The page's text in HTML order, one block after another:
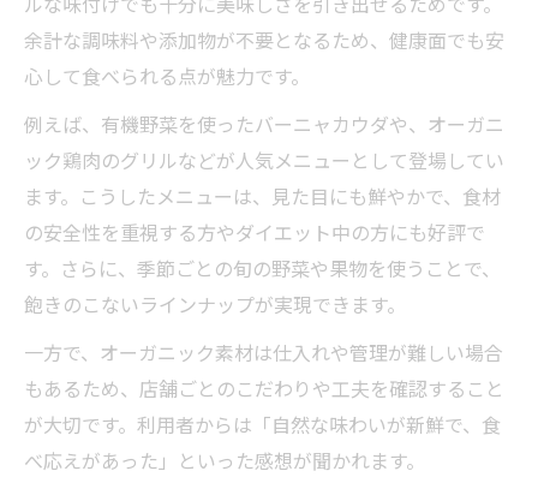
余計な調味料や添加物が不要となるため、健康面でも安
心して食べられる点が魅力です。
例えば、有機野菜を使ったバーニャカウダや、オーガニ
ック鶏肉のグリルなどが人気メニューとして登場してい
ます。こうしたメニューは、見た目にも鮮やかで、食材
の安全性を重視する方やダイエット中の方にも好評で
す。さらに、季節ごとの旬の野菜や果物を使うことで、
飽きのこないラインナップが実現できます。
一方で、オーガニック素材は仕入れや管理が難しい場合
もあるため、店舗ごとのこだわりや工夫を確認すること
が大切です。利用者からは「自然な味わいが新鮮で、食
べ応えがあった」といった感想が聞かれます。